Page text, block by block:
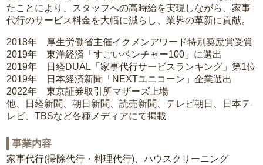
たことにより、スタッフへの高時給を実現しながら、家事
代行のサービス料金を大幅に減らし、業界の革新に貢献。
2018年 厚生労働省主催イクメンアワード特別奨励賞受賞
2019年 東洋経済「すごいベンチャー100」に選出
2019年 日経DUAL「家事代行サービスランキング」第1位
2019年 日本経済新聞「NEXTユニコーン」企業選出
2022年 東京証券取引所マザーズ上場
他、日経新聞、朝日新聞、読売新聞、テレビ朝日、日本テ
レビ、TBSなど各種メディアにて掲載
事業内容
家事代行(掃除代行・料理代行)、ハウスクリーニング